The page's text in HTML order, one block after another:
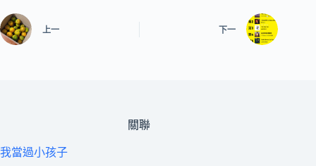
上一 下一
關聯
我當過小孩子